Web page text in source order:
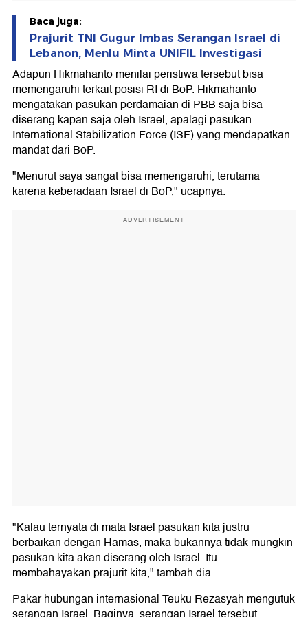
Baca juga:
Prajurit TNI Gugur Imbas Serangan Israel di
Lebanon, Menlu Minta UNIFIL Investigasi
Adapun Hikmahanto menilai peristiwa tersebut bisa
memengaruhi terkait posisi RI di BoP. Hikmahanto
mengatakan pasukan perdamaian di PBB saja bisa
diserang kapan saja oleh Israel, apalagi pasukan
International Stabilization Force (ISF) yang mendapatkan
mandat dari BoP.
"Menurut saya sangat bisa memengaruhi, terutama
karena keberadaan Israel di BoP," ucapnya.
ADVERTISEMENT
"Kalau ternyata di mata Israel pasukan kita justru
berbaikan dengan Hamas, maka bukannya tidak mungkin
pasukan kita akan diserang oleh Israel. Itu
membahayakan prajurit kita," tambah dia.
Pakar hubungan internasional Teuku Rezasyah mengutuk